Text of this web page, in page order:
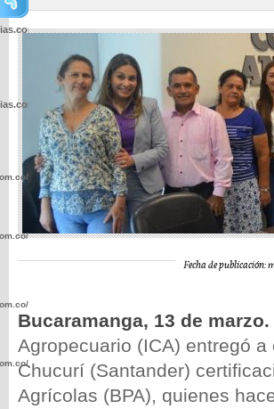
Fecha de publicación:
Bucaramanga, 13 de marzo.
Agropecuario (ICA) entregó
Chucurí (Santander)
Agrícolas (BPA), quienes
wp-
wp-
wp-
wp-
wp-
wp-